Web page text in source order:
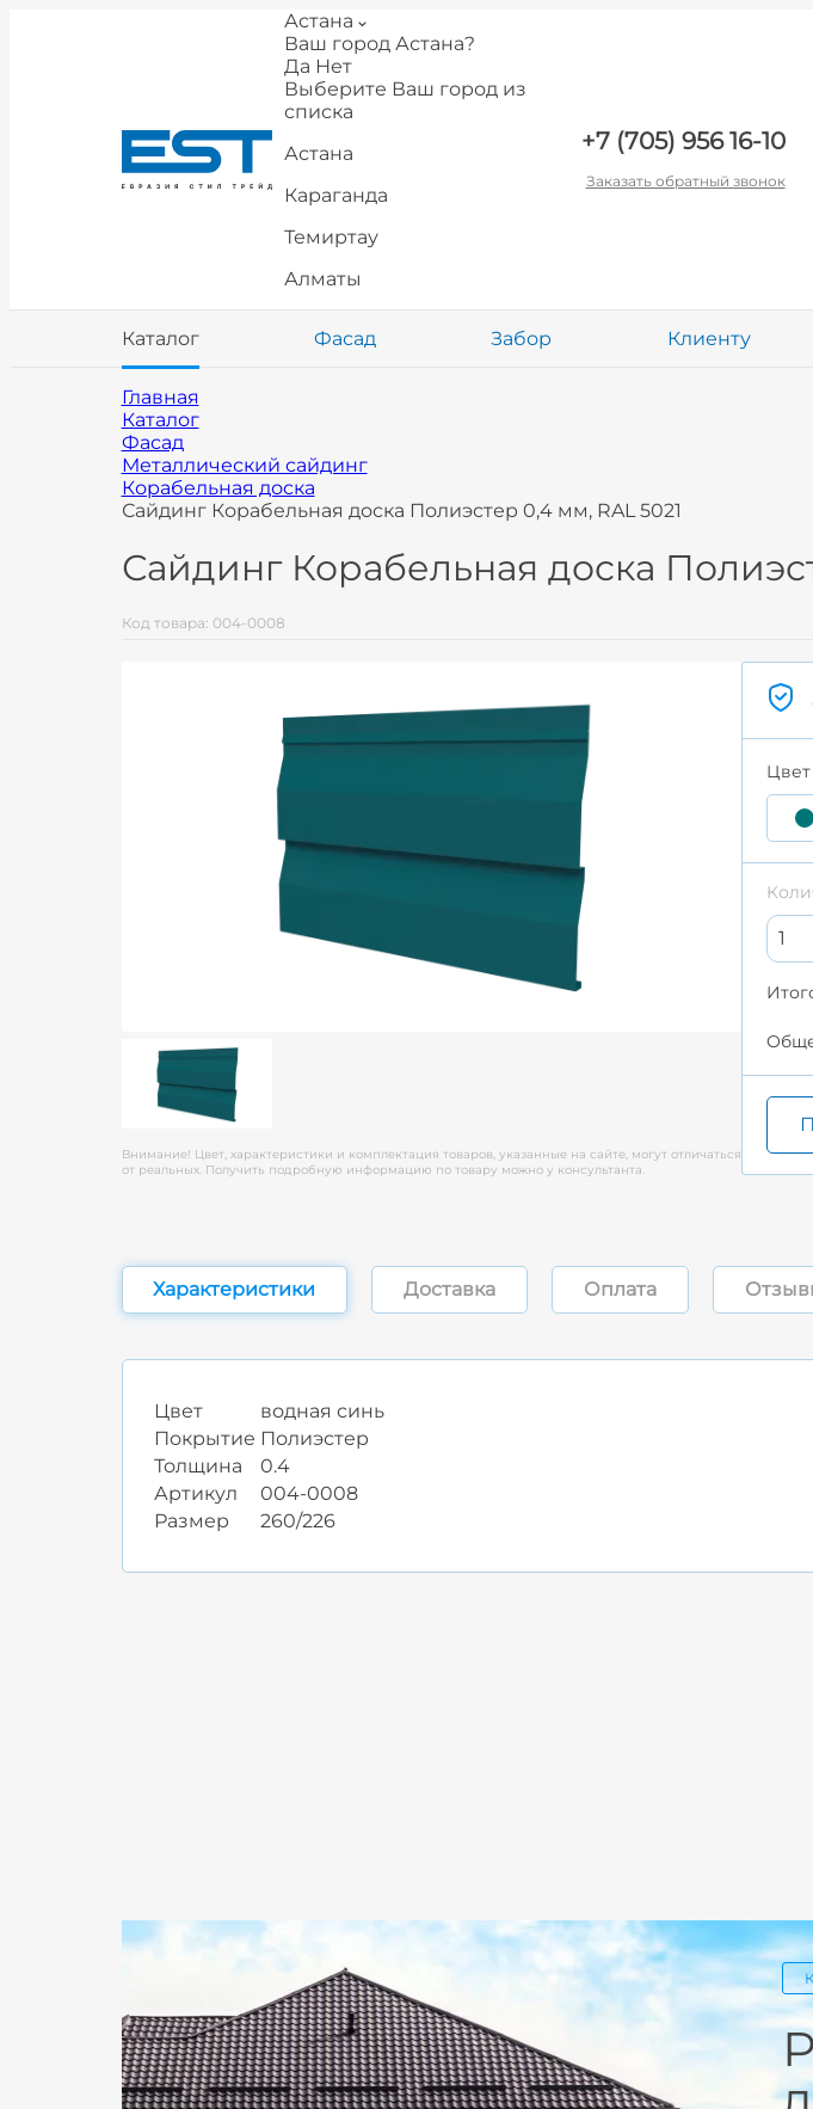
Астана
Ваш город Астана?
Да Нет
Выберите Ваш город из
списка
Астана
Караганда
Темиртау
Алматы
+7 (705) 956 16-10
Заказать обратный звонок
Каталог Фасад Забор Клиенту
Главная
Каталог
Фасад
Металлический сайдинг
Корабельная доска
Сайдинг Корабельная доска Полиэстер 0,4 мм, RAL 5021
Сайдинг Корабельная доска
Код товара: 004-0008
Внимание! Цвет, характеристики и комплектация товаров, указанные на сайте, могут отличаться
от реальных. Получить подробную информацию по товару можно у консультанта.
Цвет
Характеристики Доставка Оплата
Цвет
водная синь
Покрытие Полиэстер
Толщина
0.4
Артикул
004-0008
Размер
260/226